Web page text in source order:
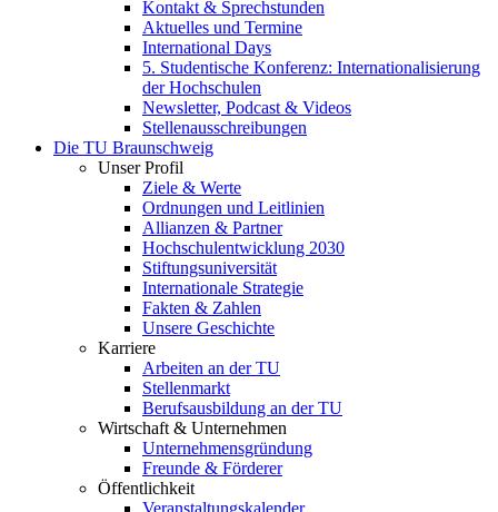
Kontakt & Sprechstunden
Aktuelles und Termine
International Days
5. Studentische Konferenz: Internationalisierung
der Hochschulen
Newsletter, Podcast & Videos
Stellenausschreibungen
Die TU Braunschweig
Unser Profil
Ziele & Werte
Ordnungen und Leitlinien
Allianzen & Partner
Hochschulentwicklung 2030
Stiftungsuniversität
Internationale Strategie
Fakten & Zahlen
Unsere Geschichte
Karriere
Arbeiten an der TU
Stellenmarkt
Berufsausbildung an der TU
Wirtschaft & Unternehmen
Unternehmensgründung
Freunde & Förderer
Öffentlichkeit
Veranstaltungskalender